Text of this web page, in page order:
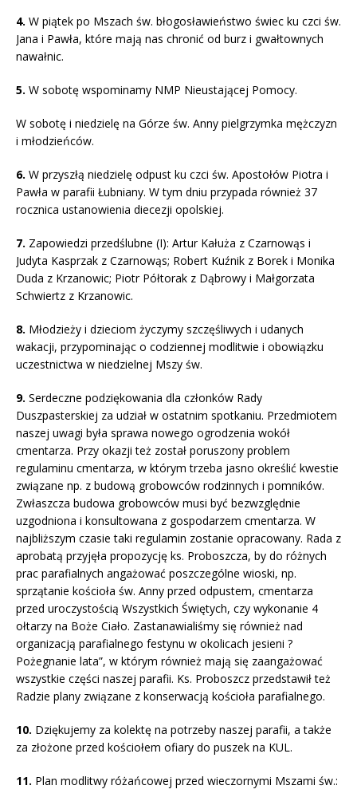
4. W piątek po Mszach św. błogosławieństwo świec ku czci św.
Jana i Pawła, które mają nas chronić od burz i gwałtownych
nawałnic.
5. W sobotę wspominamy NMP Nieustającej Pomocy.
W sobotę i niedzielę na Górze św. Anny pielgrzymka mężczyzn
i młodzieńców.
6. W przyszłą niedzielę odpust ku czci św. Apostołów Piotra i
Pawła w parafii Łubniany. W tym dniu przypada również 37
rocznica ustanowienia diecezji opolskiej.
7. Zapowiedzi przedślubne (I): Artur Kałuża z Czarnowąs i
Judyta Kasprzak z Czarnowąs; Robert Kuźnik z Borek i Monika
Duda z Krzanowic; Piotr Półtorak z Dąbrowy i Małgorzata
Schwiertz z Krzanowic.
8. Młodzieży i dzieciom życzymy szczęśliwych i udanych
wakacji, przypominając o codziennej modlitwie i obowiązku
uczestnictwa w niedzielnej Mszy św.
9. Serdeczne podziękowania dla członków Rady
Duszpasterskiej za udział w ostatnim spotkaniu. Przedmiotem
naszej uwagi była sprawa nowego ogrodzenia wokół
cmentarza. Przy okazji też został poruszony problem
regulaminu cmentarza, w którym trzeba jasno określić kwestie
związane np. z budową grobowców rodzinnych i pomników.
Zwłaszcza budowa grobowców musi być bezwzględnie
uzgodniona i konsultowana z gospodarzem cmentarza. W
najbliższym czasie taki regulamin zostanie opracowany. Rada z
aprobatą przyjęła propozycję ks. Proboszcza, by do różnych
prac parafialnych angażować poszczególne wioski, np.
sprzątanie kościoła św. Anny przed odpustem, cmentarza
przed uroczystością Wszystkich Świętych, czy wykonanie 4
ołtarzy na Boże Ciało. Zastanawialiśmy się również nad
organizacją parafialnego festynu w okolicach jesieni ?
Pożegnanie lata”, w którym również mają się zaangażować
wszystkie części naszej parafii. Ks. Proboszcz przedstawił też
Radzie plany związane z konserwacją kościoła parafialnego.
10. Dziękujemy za kolektę na potrzeby naszej parafii, a także
za złożone przed kościołem ofiary do puszek na KUL.
11. Plan modlitwy różańcowej przed wieczornymi Mszami św.: